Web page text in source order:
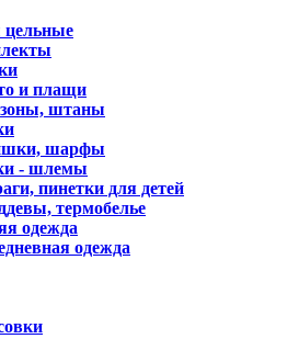
цельные
и плащи
штаны
шарфы
- шлемы
пинетки для детей
термобелье
одежда
одежда